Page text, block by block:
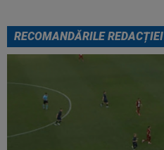
RECOMANDĂRILE REDACȚIEI